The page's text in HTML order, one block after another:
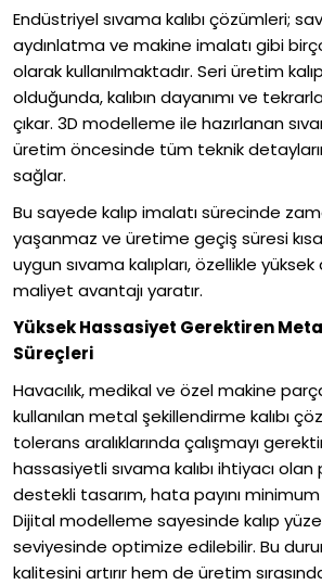
Endüstriyel sıvama kalıbı çözümleri;
aydınlatma ve makine imalatı gibi
olarak kullanılmaktadır. Seri üretim
olduğunda, kalıbın dayanımı ve
çıkar. 3D modelleme ile hazırlanan
üretim öncesinde tüm teknik
sağlar.
Bu sayede kalıp imalatı sürecinde
yaşanmaz ve üretime geçiş süresi
uygun sıvama kalıpları, özellikle
maliyet avantajı yaratır.
Yüksek Hassasiyet Gerektiren
Süreçleri
Havacılık, medikal ve özel makine
kullanılan metal şekillendirme kalıbı
tolerans aralıklarında çalışmayı
hassasiyetli sıvama kalıbı ihtiyacı
destekli tasarım, hata payını
Dijital modelleme sayesinde kalıp
seviyesinde optimize edilebilir. Bu
kalitesini artırır hem de üretim